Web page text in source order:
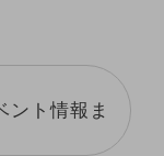
ント情報ま